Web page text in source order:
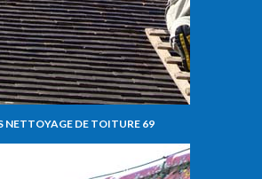
NETTOYAGE DE TOITURE 69